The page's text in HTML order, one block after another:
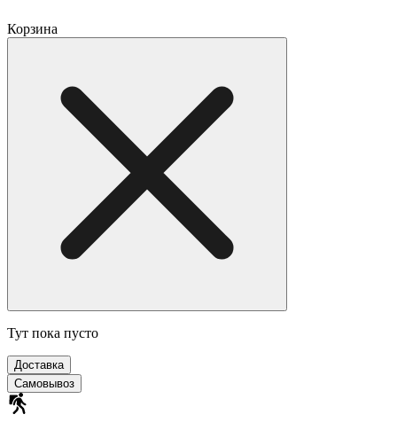
Корзина
Тут пока пусто
Доставка
Самовывоз